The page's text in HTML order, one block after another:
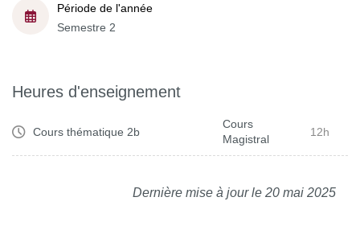
Période de l'année
Semestre 2
Heures d'enseignement
Cours thématique 2b
Cours
Magistral
12h
Dernière mise à jour le 20 mai 2025